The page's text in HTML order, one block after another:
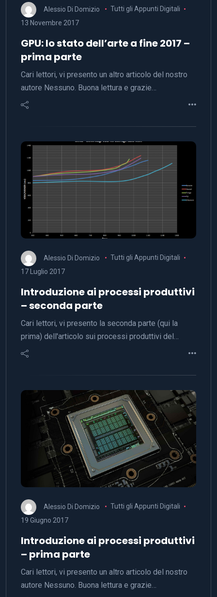
Alessio Di Domizio
Tutti gli Appunti Digitali
13 Novembre 2017
GPU: lo stato dell’arte a fine 2017 –
prima parte
Cari lettori, vi presento un altro articolo del nostro
autore Nessuno. Buona lettura e grazie…
Alessio Di Domizio
Tutti gli Appunti Digitali
17 Luglio 2017
Introduzione ai processi produttivi
– seconda parte
Cari lettori, vi presento la seconda parte (qui la
prima) dell'articolo sui processi produttivi del…
Alessio Di Domizio
Tutti gli Appunti Digitali
19 Giugno 2017
Introduzione ai processi produttivi
– prima parte
Cari lettori, vi presento un altro articolo del nostro
autore Nessuno. Buona lettura e grazie…